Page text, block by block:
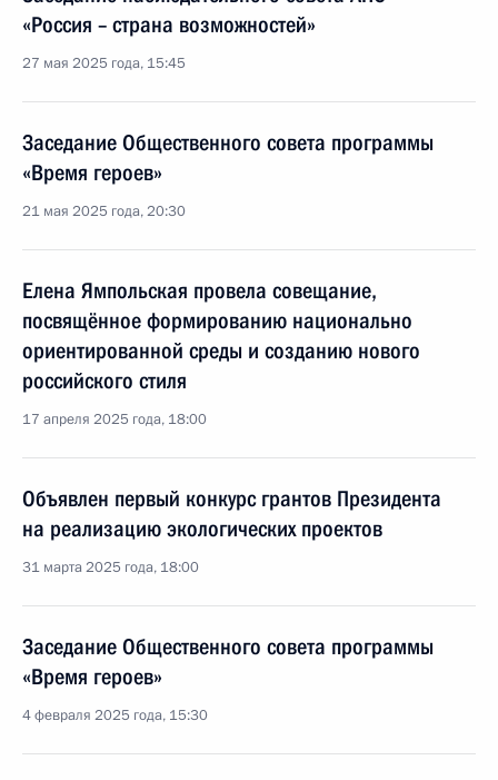
«Россия – страна возможностей»
27 мая 2025 года, 15:45
Заседание Общественного совета программы
«Время героев»
21 мая 2025 года, 20:30
Елена Ямпольская провела совещание,
посвящённое формированию национально
ориентированной среды и созданию нового
российского стиля
17 апреля 2025 года, 18:00
Объявлен первый конкурс грантов Президента
на реализацию экологических проектов
31 марта 2025 года, 18:00
Заседание Общественного совета программы
«Время героев»
4 февраля 2025 года, 15:30